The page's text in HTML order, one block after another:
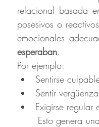
relacional basada
posesivos o
emocionales
esperaban.
Por ejemplo:
Sentirse
Sentir
Exigirse regular
Esto genera